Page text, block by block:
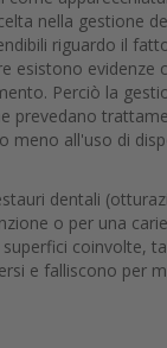
nella gestione
riguardo il
evidenze
Perciò la
prevedano
all'uso di
dentali
o per una
coinvolte,
e falliscono per